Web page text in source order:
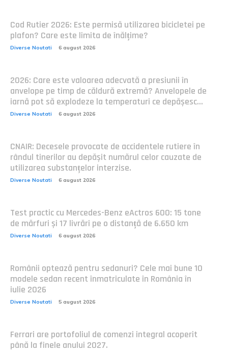
Cod Rutier 2026: Este permisă utilizarea bicicletei pe
plafon? Care este limita de înălțime?
Diverse Noutati 6 august 2026
2026: Care este valoarea adecvată a presiunii în
anvelope pe timp de căldură extremă? Anvelopele de
iarnă pot să explodeze la temperaturi ce depășesc...
Diverse Noutati 6 august 2026
CNAIR: Decesele provocate de accidentele rutiere în
rândul tinerilor au depășit numărul celor cauzate de
utilizarea substanțelor interzise.
Diverse Noutati 6 august 2026
Test practic cu Mercedes-Benz eActros 600: 15 tone
de mărfuri și 17 livrări pe o distanță de 6.650 km
Diverse Noutati 6 august 2026
Românii optează pentru sedanuri? Cele mai bune 10
modele sedan recent înmatriculate în România în
iulie 2026
Diverse Noutati 5 august 2026
Ferrari are portofoliul de comenzi integral acoperit
până la finele anului 2027.